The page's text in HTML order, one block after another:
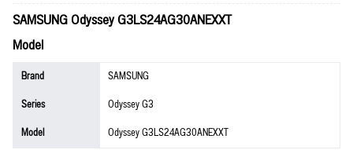
SAMSUNG Odyssey G3LS24AG30ANEXXT
Model
Brand
SAMSUNG
Series
Odyssey G3
Model
Odyssey G3LS24AG30ANEXXT